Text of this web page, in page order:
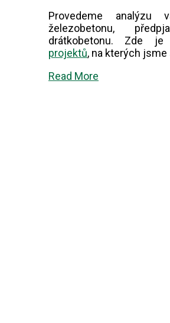
Provedeme analýzu
železobetonu,
drátkobetonu. Zde je
projektů, na kterých
Read More